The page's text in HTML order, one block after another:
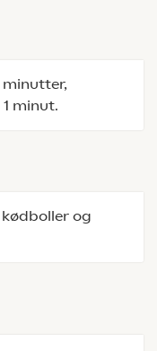
minutter,
minut.
og